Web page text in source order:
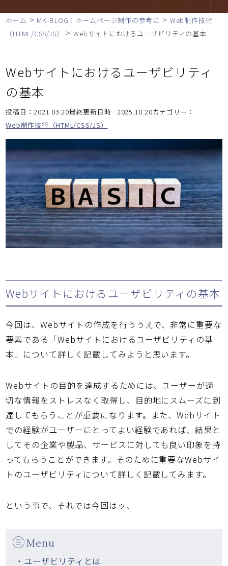
ホーム > MK-BLOG：ホームページ制作の参考に > Web制作技術
（HTML/CSS/JS）
>Webサイトにおけるユーザビリティの基本
Webサイトにおけるユーザビリティ
の基本
投稿日：2021.03.20最終更新日時 : 2025.10.20カテゴリー：
Web制作技術（HTML/CSS/JS）
Webサイトにおけるユーザビリティの基本
今回は、Webサイトの作成を行ううえで、非常に重要な
要素である「Webサイトにおけるユーザビリティの基
本」について詳しく記載してみようと思います。
Webサイトの目的を達成するためには、ユーザーが適
切な情報をストレスなく取得し、目的地にスムーズに到
達してもらうことが重要になります。また、Webサイト
での経験がユーザーにとってよい経験であれば、結果と
してその企業や製品、サービスに対しても良い印象を持
ってもらうことができます。そのために重要なWebサイ
トのユーザビリティについて詳しく記載してみます。
という事で、それでは今回はッ、
Menu
・ユーザビリティとは